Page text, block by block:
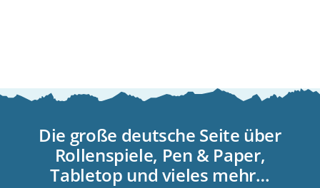
Die große deutsche Seite über
Rollenspiele, Pen & Paper,
Tabletop und vieles mehr…